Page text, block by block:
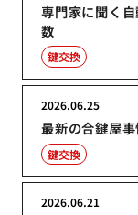
専門家に聞く
数
鍵交換
最新の合鍵屋
2026.06.25
鍵交換
2026.06.21